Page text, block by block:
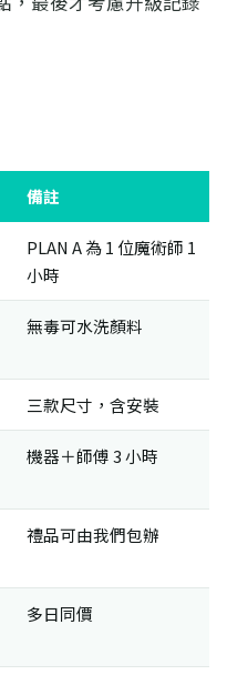
備註
PLAN A 為 1 位魔術師 1
小時
無毒可水洗顏料
三款尺寸，含安裝
機器＋師傅 3 小時
禮品可由我們包辦
多日同價